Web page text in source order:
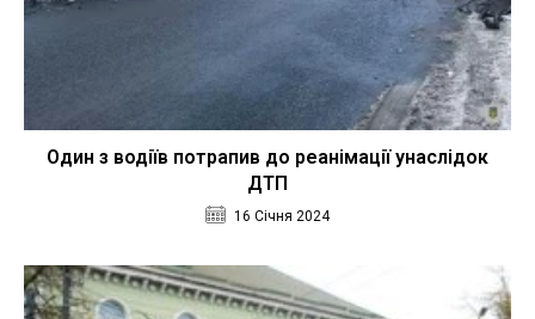
Один з водіїв потрапив до реанімації унаслідок
ДТП
16 Січня 2024